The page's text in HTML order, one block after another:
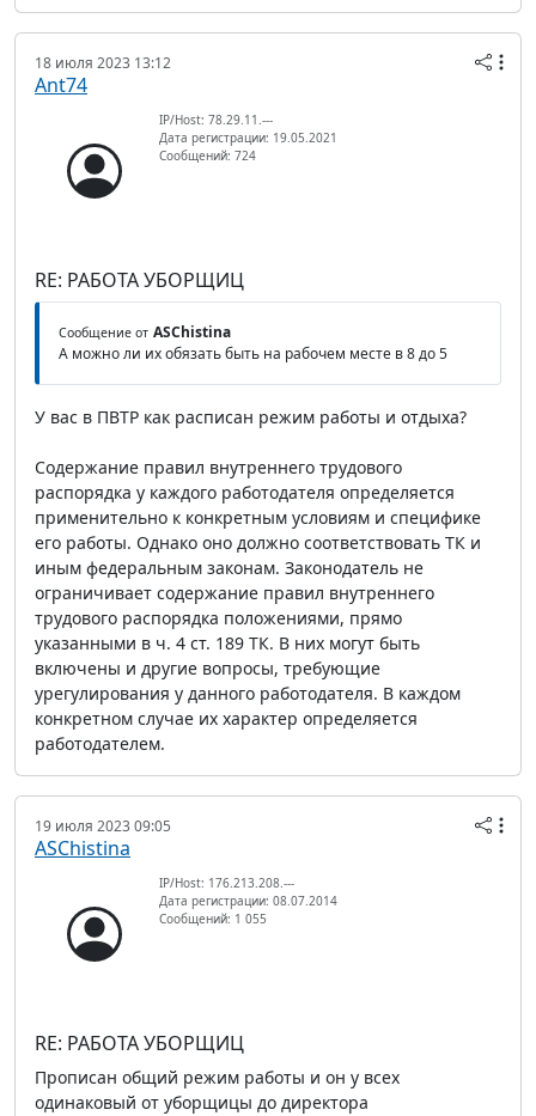
18 июля 2023 13:12
Ant74
IP/Host: 78.29.11.---
Дата регистрации: 19.05.2021
Сообщений: 724
RE: РАБОТА УБОРЩИЦ
Сообщение от ASChistina
А можно ли их обязать быть на рабочем месте в 8 до 5
У вас в ПВТР как расписан режим работы и отдыха?
Содержание правил внутреннего трудового
распорядка у каждого работодателя определяется
применительно к конкретным условиям и специфике
его работы. Однако оно должно соответствовать ТК и
иным федеральным законам. Законодатель не
ограничивает содержание правил внутреннего
трудового распорядка положениями, прямо
указанными в ч. 4 ст. 189 ТК. В них могут быть
включены и другие вопросы, требующие
урегулирования у данного работодателя. В каждом
конкретном случае их характер определяется
работодателем.
19 июля 2023 09:05
ASChistina
IP/Host: 176.213.208.---
Дата регистрации: 08.07.2014
Сообщений: 1 055
RE: РАБОТА УБОРЩИЦ
Прописан общий режим работы и он у всех
одинаковый от уборщицы до директора